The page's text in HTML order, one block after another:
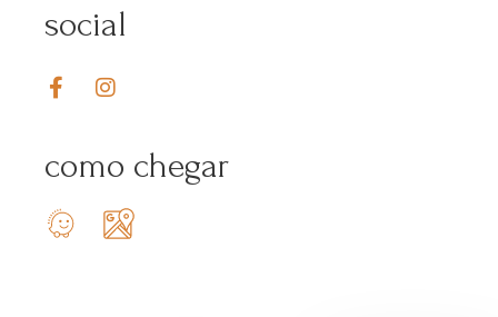
social
como chegar